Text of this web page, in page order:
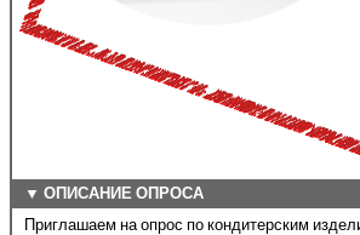
▼ ОПИСАНИЕ ОПРОСА
Приглашаем на опрос по кондитерским